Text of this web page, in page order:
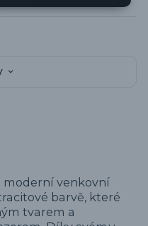
moderní venkovní
barvě, které
tvarem a